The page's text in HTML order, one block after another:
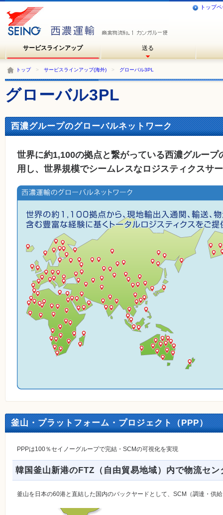
トップ
サービスラインアップ 送る
トップ> サービスラインアップ(海外) > グローバル3PL
グローバル3PL
西濃グループのグローバルネットワーク
世界に約1,100の拠点と繋がっている西濃グルー
用し、世界規模でシームレスなロジスティクスサ
釜山・プラットフォーム・プロジェクト（PPP）
PPPは100％セイノーグループで完結・SCMの可視化を実現
韓国釜山新港のFTZ（自由貿易地域）内で物流セン
釜山を日本の60港と直結した国内のバックヤードとして、SCM（調達・供